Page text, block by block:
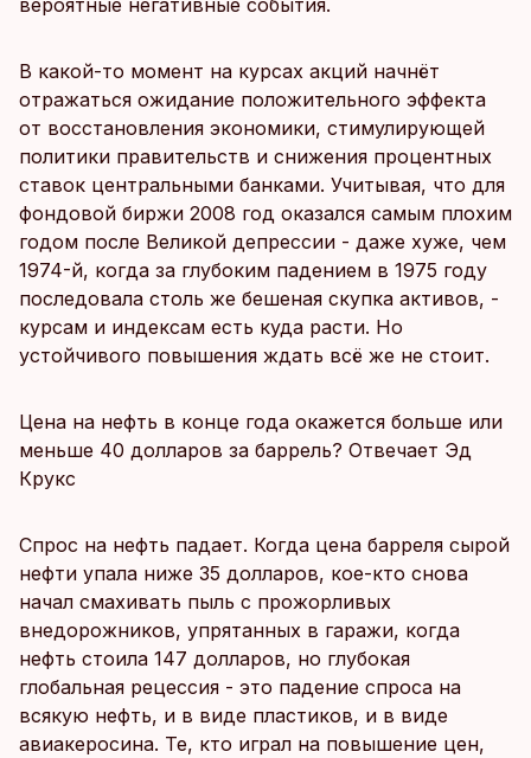
вероятные негативные события.
В какой-то момент на курсах акций начнёт
отражаться ожидание положительного эффекта
от восстановления экономики, стимулирующей
политики правительств и снижения процентных
ставок центральными банками. Учитывая, что для
фондовой биржи 2008 год оказался самым плохим
годом после Великой депрессии - даже хуже, чем
1974-й, когда за глубоким падением в 1975 году
последовала столь же бешеная скупка активов, -
курсам и индексам есть куда расти. Но
устойчивого повышения ждать всё же не стоит.
Цена на нефть в конце года окажется больше или
меньше 40 долларов за баррель? Отвечает Эд
Крукс
Спрос на нефть падает. Когда цена барреля сырой
нефти упала ниже 35 долларов, кое-кто снова
начал смахивать пыль с прожорливых
внедорожников, упрятанных в гаражи, когда
нефть стоила 147 долларов, но глубокая
глобальная рецессия - это падение спроса на
всякую нефть, и в виде пластиков, и в виде
авиакеросина. Те, кто играл на повышение цен,